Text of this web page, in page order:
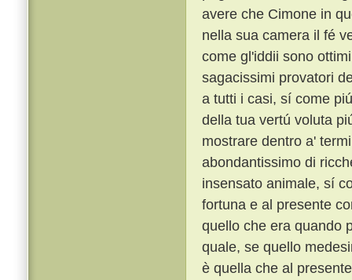
avere che Cimone in
nella sua camera il fé
come gl'iddii sono
sagacissimi provatori
a tutti i casi, sí come
della tua vertú voluta
mostrare dentro a'
abondantissimo di
insensato animale, sí
fortuna e al presente
quello che era quando
quale, se quello
è quella che al